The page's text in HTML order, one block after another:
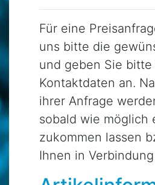
Für eine
uns bitte die
und geben Sie bitte
Kontaktdaten an.
ihrer Anfrage
sobald wie möglich
zukommen lassen
Ihnen in